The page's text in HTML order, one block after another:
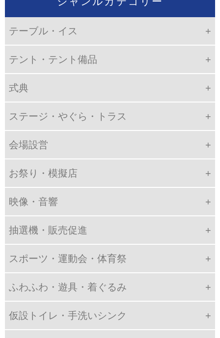
テーブル・イス
テント・テント備品
式典
ステージ・やぐら・トラス
会場設営
お祭り・模擬店
映像・音響
抽選機・販売促進
スポーツ・運動会・体育祭
ふわふわ・遊具・着ぐるみ
仮設トイレ・手洗いシンク